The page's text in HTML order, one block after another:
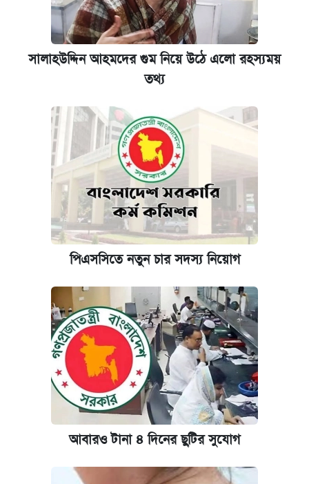
সালাহউদ্দিন আহমদের গুম নিয়ে উঠে এলো রহস্যময়
তথ্য
পিএসসিতে নতুন চার সদস্য নিয়োগ
আবারও টানা ৪ দিনের ছুটির সুযোগ